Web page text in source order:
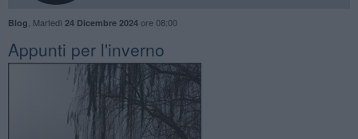
Blog Martedì 24 Dicembre 2024ore 08:00
Appunti per l'inverno